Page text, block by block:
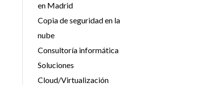
en Madrid
Copia de seguridad en la
nube
Consultoría informática
Soluciones
Cloud/Virtualización